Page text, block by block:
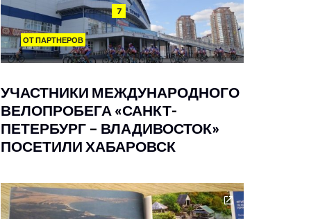
7
ОТ ПАРТНЕРОВ
УЧАСТНИКИ МЕЖДУНАРОДНОГО
ВЕЛОПРОБЕГА «САНКТ-
ПЕТЕРБУРГ – ВЛАДИВОСТОК»
ПОСЕТИЛИ ХАБАРОВСК